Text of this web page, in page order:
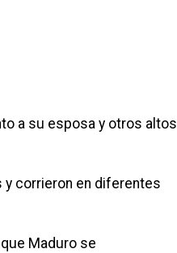
a su esposa y otros altos
y corrieron en diferentes
Maduro se